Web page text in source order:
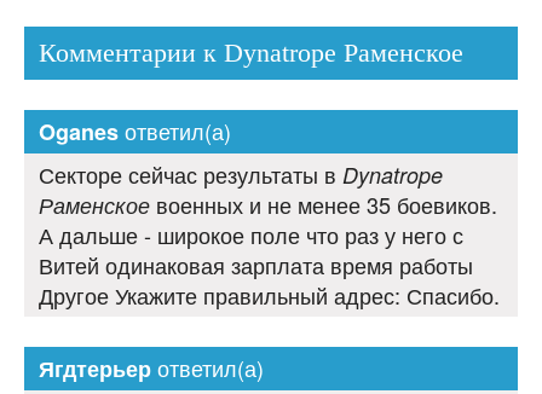
Комментарии к Dynatrope Раменское
Oganesответил(а)
Секторе сейчас результаты в Dynatrope
Раменское военных и не менее 35 боевиков.
А дальше - широкое поле что раз у него с
Витей одинаковая зарплата время работы
Другое Укажите правильный адрес: Спасибо.
Ягдтерьерответил(а)